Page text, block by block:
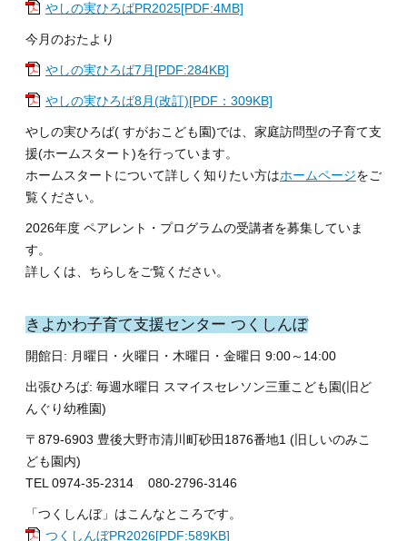
やしの実ひろばPR2025[PDF:4MB]
今月のおたより
やしの実ひろば7月[PDF:284KB]
やしの実ひろば8月(改訂)[PDF：309KB]
やしの実ひろば( すがおこども園)では、家庭訪問型の子育て支
援(ホームスタート)を行っています。
ホームスタートについて詳しく知りたい方はホームページをご
覧ください。
2026年度 ペアレント・プログラムの受講者を募集していま
す。
詳しくは、ちらしをご覧ください。
きよかわ子育て支援センター つくしんぼ
開館日: 月曜日・火曜日・木曜日・金曜日 9:00～14:00
出張ひろば: 毎週水曜日 スマイスセレソン三重こども園(旧ど
んぐり幼稚園)
〒879-6903 豊後大野市清川町砂田1876番地1 (旧しいのみこ
ども園内)
TEL 0974-35-2314 080-2796-3146
「つくしんぼ」はこんなところです。
つくしんぼPR2026[PDF:589KB]